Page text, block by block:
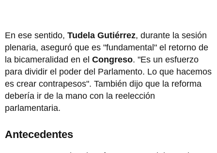
En ese sentido, Tudela Gutiérrez, durante la sesión
plenaria, aseguró que es "fundamental" el retorno de
la bicameralidad en el Congreso. "Es un esfuerzo
para dividir el poder del Parlamento. Lo que hacemos
es crear contrapesos". También dijo que la reforma
debería ir de la mano con la reelección
parlamentaria.
Antecedentes